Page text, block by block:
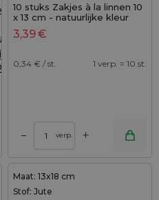
cm - rood
2,69
is:
10 stuks Zakjes à la linnen 10
x 13 cm - natuurlijke kleur
3,39€
0,34 € / st. 1 verp. = 10 st.
– verp. +
Maat: 13x18 cm
Stof: Jute